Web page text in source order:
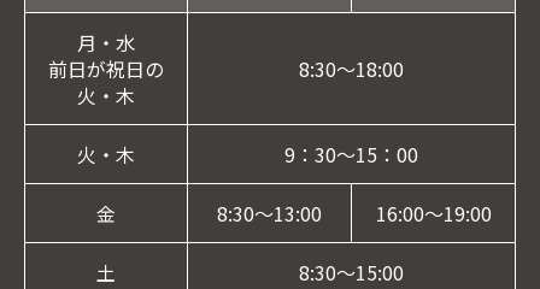
月・水
前日が祝日の
火・木
8:30～18:00
火・木 9：30～15：00
金 8:30～13:00 16:00～19:00
土
8:30～15:00